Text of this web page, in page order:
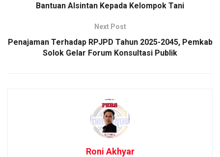
Bantuan Alsintan Kepada Kelompok Tani
Next Post
Penajaman Terhadap RPJPD Tahun 2025-2045, Pemkab
Solok Gelar Forum Konsultasi Publik
Roni Akhyar